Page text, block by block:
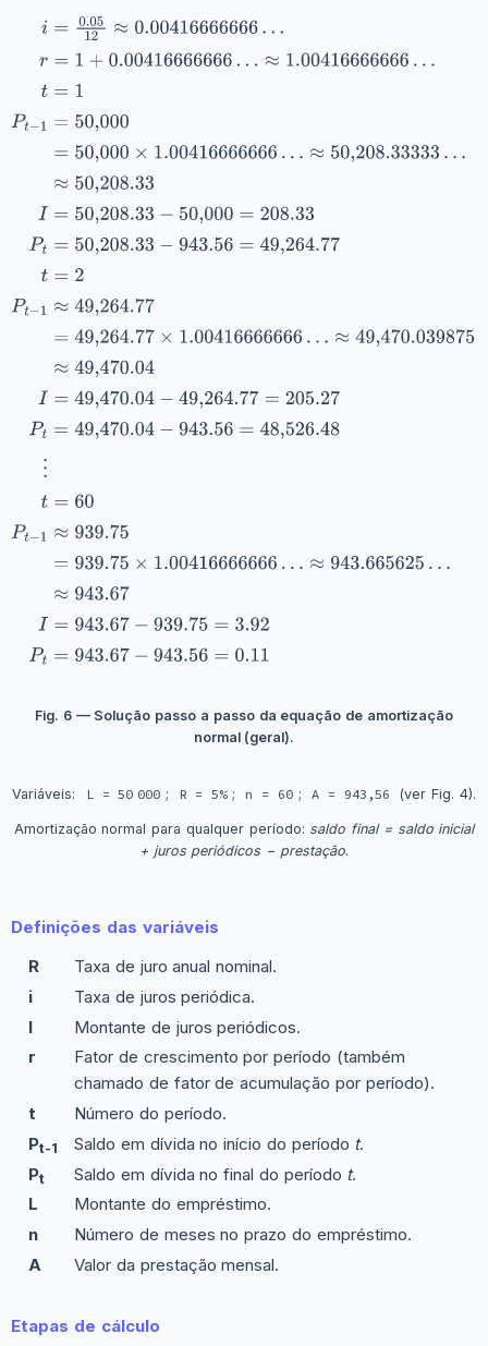
Fig. 6 — Solução passo a passo da equação de amortização
normal (geral).
Variáveis: L = 50 000 ; R = 5% ; n = 60 ; A = 943,56 (ver Fig. 4).
Amortização normal para qualquer período: saldo final = saldo inicial
+ juros periódicos − prestação.
Definições das variáveis
R
Taxa de juro anual nominal.
i
Taxa de juros periódica.
I
Montante de juros periódicos.
r
Fator de crescimento por período (também
chamado de fator de acumulação por período).
t
Número do período.
Pt-1 Saldo em dívida no início do período t.
Pt Saldo em dívida no final do período t.
L
Montante do empréstimo.
n
Número de meses no prazo do empréstimo.
A
Valor da prestação mensal.
Etapas de cálculo